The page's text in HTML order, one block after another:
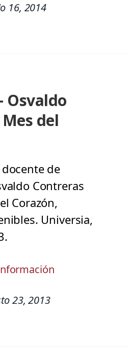
16, 2014
Osvaldo
del
de
Contreras
Corazón,
Universia,
23, 2013